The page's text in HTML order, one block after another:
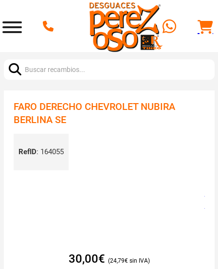
FARO DERECHO CHEVROLET NUBIRA
BERLINA SE
RefID: 164055
30,00€ 24,79€